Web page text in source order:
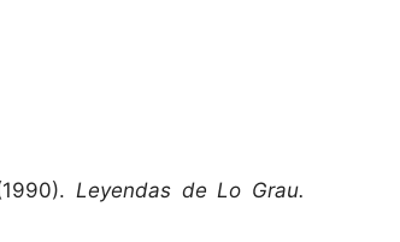
Leyendas de Lo Grau.